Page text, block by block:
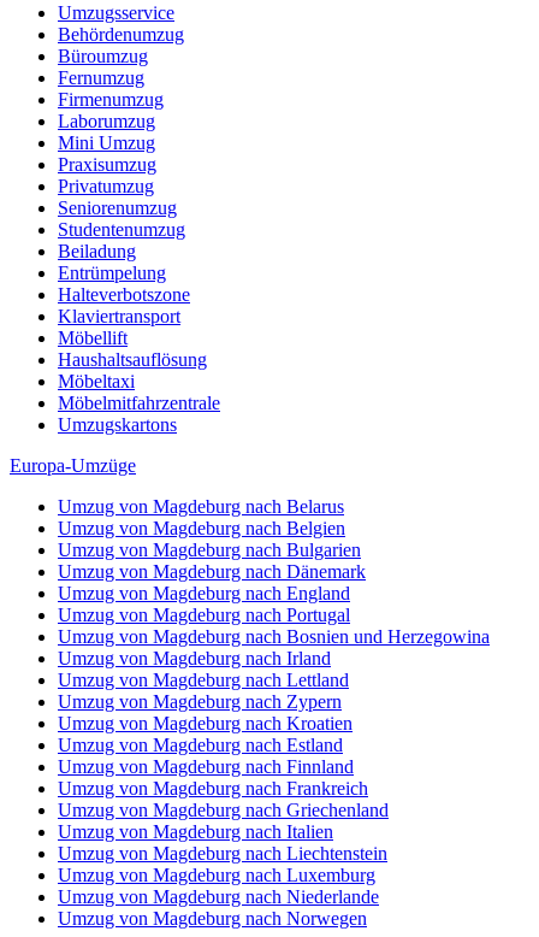
Umzugsservice
Behördenumzug
Büroumzug
Fernumzug
Firmenumzug
Laborumzug
Mini Umzug
Praxisumzug
Privatumzug
Seniorenumzug
Studentenumzug
Beiladung
Entrümpelung
Halteverbotszone
Klaviertransport
Möbellift
Haushaltsauflösung
Möbeltaxi
Möbelmitfahrzentrale
Umzugskartons
Europa-Umzüge
Umzug von Magdeburg nach Belarus
Umzug von Magdeburg nach Belgien
Umzug von Magdeburg nach Bulgarien
Umzug von Magdeburg nach Dänemark
Umzug von Magdeburg nach England
Umzug von Magdeburg nach Portugal
Umzug von Magdeburg nach Bosnien und Herzegowina
Umzug von Magdeburg nach Irland
Umzug von Magdeburg nach Lettland
Umzug von Magdeburg nach Zypern
Umzug von Magdeburg nach Kroatien
Umzug von Magdeburg nach Estland
Umzug von Magdeburg nach Finnland
Umzug von Magdeburg nach Frankreich
Umzug von Magdeburg nach Griechenland
Umzug von Magdeburg nach Italien
Umzug von Magdeburg nach Liechtenstein
Umzug von Magdeburg nach Luxemburg
Umzug von Magdeburg nach Niederlande
Umzug von Magdeburg nach Norwegen